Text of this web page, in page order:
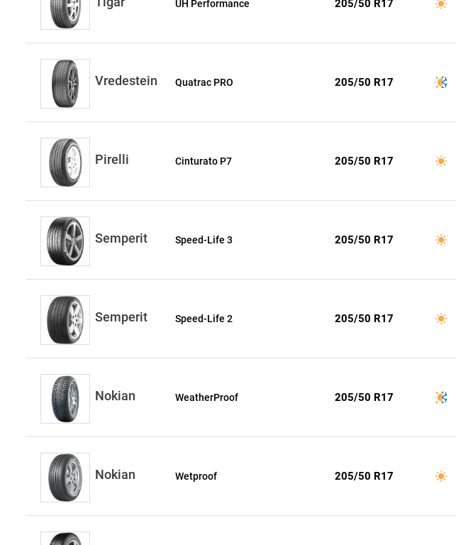
UH Performance 205/50 R17
Vredestein Quatrac PRO 205/50 R17
Pirelli Cinturato P7 205/50 R17
Semperit Speed-Life 3 205/50 R17
Semperit Speed-Life 2 205/50 R17
Nokian WeatherProof 205/50 R17
Nokian Wetproof 205/50 R17